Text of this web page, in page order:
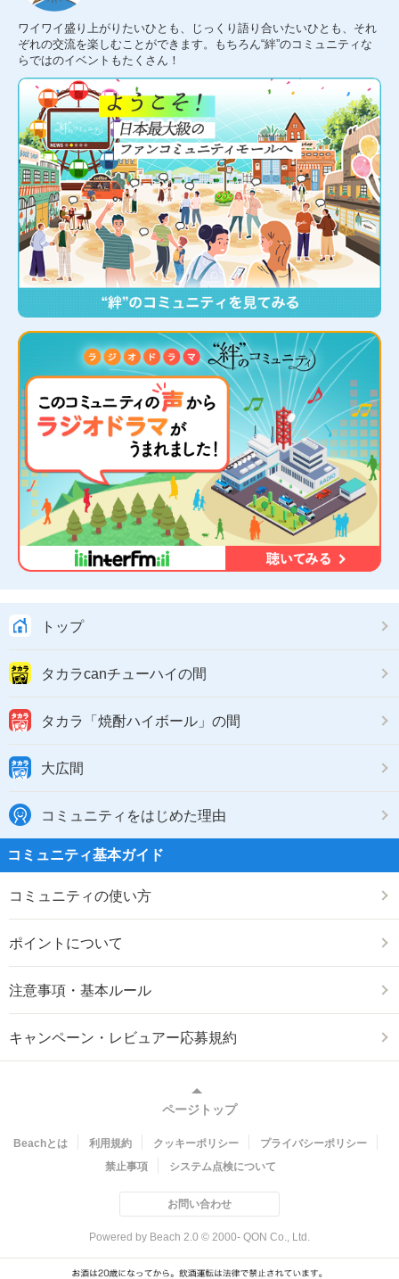
ワイワイ盛り上がりたいひとも、じっくり語り合いたいひとも、それ
ぞれの交流を楽しむことができます。もちろん“絆”のコミュニティな
らではのイベントもたくさん！
トップ
タカラcanチューハイの間
タカラ「焼酎ハイボール」の間
大広間
コミュニティをはじめた理由
コミュニティ基本ガイド
コミュニティの使い方
ポイントについて
注意事項・基本ルール
キャンペーン・レビュアー応募規約
ページトップ
Beachとは 利用規約 クッキーポリシー
プライバシーポリシー
禁止事項
システム点検について
お問い合わせ
Powered by Beach 2.0 © 2000- QON Co., Ltd.